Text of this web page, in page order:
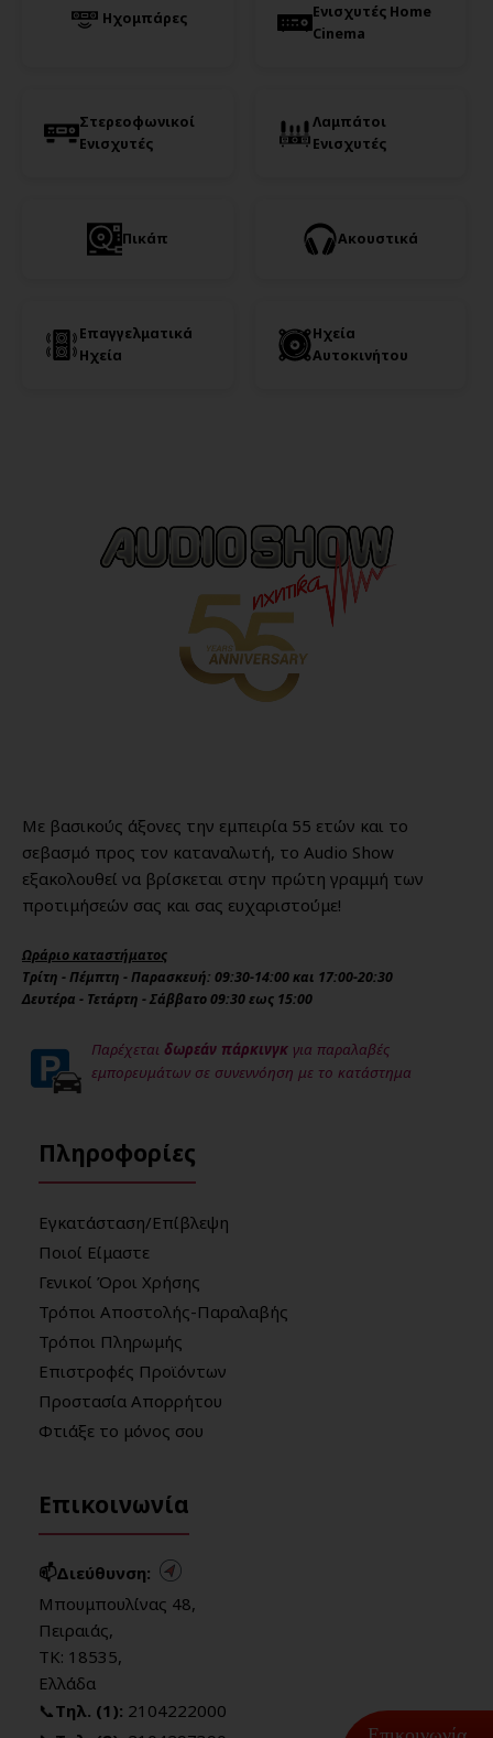
Ηχομπάρες
Ενισχυτές Home
Cinema
Στερεοφωνικοί
Ενισχυτές
Λαμπάτοι
Ενισχυτές
Πικάπ Ακουστικά
Επαγγελματικά
Ηχεία
Ηχεία
Αυτοκινήτου
Με βασικούς άξονες την εμπειρία 55 ετών και το
σεβασμό προς τον καταναλωτή, το Audio Show
εξακολουθεί να βρίσκεται στην πρώτη γραμμή των
προτιμήσεών σας και σας ευχαριστούμε!
Ωράριο καταστήματος
Τρίτη - Πέμπτη - Παρασκευή: 09:30-14:00 και 17:00-20:30
Δευτέρα - Τετάρτη - Σάββατο 09:30 εως 15:00
Παρέχεται δωρεάν πάρκινγκ για παραλαβές
εμπορευμάτων σε συνεννόηση με το κατάστημα
Πληροφορίες
Εγκατάσταση/Επίβλεψη
Ποιοί Είμαστε
Γενικοί Όροι Χρήσης
Τρόποι Αποστολής-Παραλαβής
Τρόποι Πληρωμής
Επιστροφές Προϊόντων
Προστασία Απορρήτου
Φτιάξε το μόνος σου
Επικοινωνία
📫Διεύθυνση:
Μπουμπουλίνας 48,
Πειραιάς,
ΤΚ: 18535,
Ελλάδα
📞Τηλ. (1): 2104222000